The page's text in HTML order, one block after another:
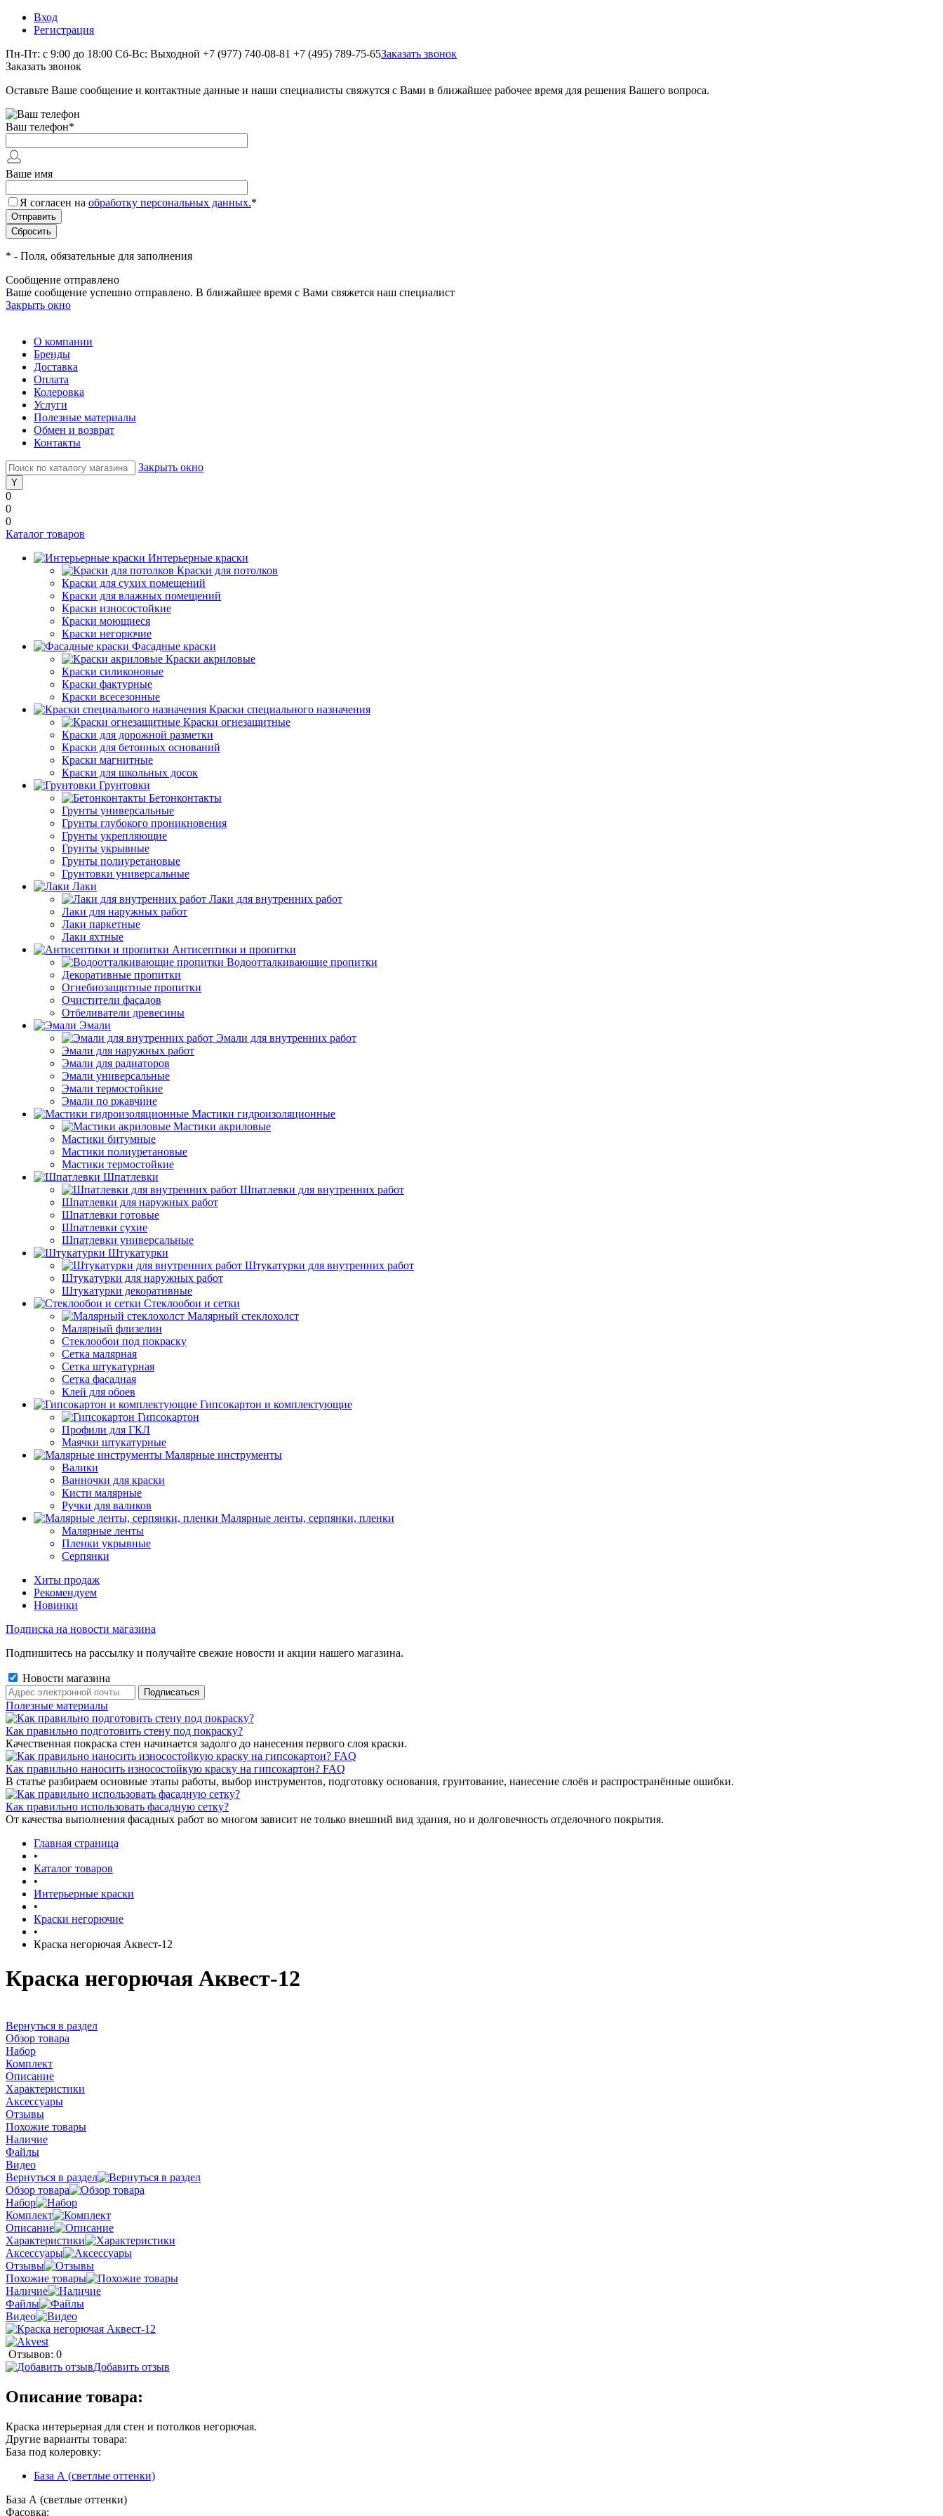
Вход
Регистрация
Пн-Пт: с 9:00 до 18:00 Сб-Вс: Выходной +7 (977) 740-08-81 +7 (495) 789-75-65Заказать звонок
Заказать звонок
Оставьте Ваше сообщение и контактные данные и наши специалисты свяжутся с Вами в ближайшее рабочее время для решения Вашего вопроса.
Ваш телефон*
Ваше имя
Я согласен на обработку персональных данных.*
* - Поля, обязательные для заполнения
Сообщение отправлено
Ваше сообщение успешно отправлено. В ближайшее время с Вами свяжется наш специалист
Закрыть окно
О компании
Бренды
Доставка
Оплата
Колеровка
Услуги
Полезные материалы
Обмен и возврат
Контакты
Закрыть окно
0
0
0
Каталог товаров
Интерьерные краски
Краски для потолков
Краски для сухих помещений
Краски для влажных помещений
Краски износостойкие
Краски моющиеся
Краски негорючие
Фасадные краски
Краски акриловые
Краски силиконовые
Краски фактурные
Краски всесезонные
Краски специального назначения
Краски огнезащитные
Краски для дорожной разметки
Краски для бетонных оснований
Краски магнитные
Краски для школьных досок
Грунтовки
Бетонконтакты
Грунты универсальные
Грунты глубокого проникновения
Грунты укрепляющие
Грунты укрывные
Грунты полиуретановые
Грунтовки универсальные
Лаки
Лаки для внутренних работ
Лаки для наружных работ
Лаки паркетные
Лаки яхтные
Антисептики и пропитки
Водоотталкивающие пропитки
Декоративные пропитки
Огнебиозащитные пропитки
Очистители фасадов
Отбеливатели древесины
Эмали
Эмали для внутренних работ
Эмали для наружных работ
Эмали для радиаторов
Эмали универсальные
Эмали термостойкие
Эмали по ржавчине
Мастики гидроизоляционные
Мастики акриловые
Мастики битумные
Мастики полиуретановые
Мастики термостойкие
Шпатлевки
Шпатлевки для внутренних работ
Шпатлевки для наружных работ
Шпатлевки готовые
Шпатлевки сухие
Шпатлевки универсальные
Штукатурки
Штукатурки для внутренних работ
Штукатурки для наружных работ
Штукатурки декоративные
Стеклообои и сетки
Малярный стеклохолст
Малярный флизелин
Стеклообои под покраску
Сетка малярная
Сетка штукатурная
Сетка фасадная
Клей для обоев
Гипсокартон и комплектующие
Гипсокартон
Профили для ГКЛ
Маячки штукатурные
Малярные инструменты
Валики
Ванночки для краски
Кисти малярные
Ручки для валиков
Малярные ленты, серпянки, пленки
Малярные ленты
Пленки укрывные
Серпянки
Хиты продаж
Рекомендуем
Новинки
Подписка на новости магазина
Подпишитесь на рассылку и получайте свежие новости и акции нашего магазина.
Новости магазина
Полезные материалы
Как правильно подготовить стену под покраску?
Качественная покраска стен начинается задолго до нанесения первого слоя краски.
Как правильно наносить износостойкую краску на гипсокартон? FAQ
В статье разбираем основные этапы работы, выбор инструментов, подготовку основания, грунтование, нанесение слоёв и распространённые ошибки.
Как правильно использовать фасадную сетку?
От качества выполнения фасадных работ во многом зависит не только внешний вид здания, но и долговечность отделочного покрытия.
Главная страница
•
Каталог товаров
•
Интерьерные краски
•
Краски негорючие
•
Краска негорючая Аквест-12
Краска негорючая Аквест-12
Вернуться в раздел
Обзор товара
Набор
Комплект
Описание
Характеристики
Аксессуары
Отзывы
Похожие товары
Наличие
Файлы
Видео
Вернуться в раздел
Обзор товара
Набор
Комплект
Описание
Характеристики
Аксессуары
Отзывы
Похожие товары
Наличие
Файлы
Видео
Отзывов: 0
Добавить отзыв
Описание товара:
Краска интерьерная для стен и потолков негорючая.
Другие варианты товара:
База под колеровку:
База А (светлые оттенки)
База А (светлые оттенки)
Фасовка: